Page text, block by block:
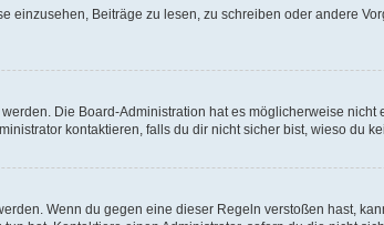
einzusehen, Beiträge zu lesen, zu schreiben oder andere
Die Board-Administration hat es möglicherweise
kontaktieren, falls du dir nicht sicher bist, wieso du
Wenn du gegen eine dieser Regeln verstoßen hast,